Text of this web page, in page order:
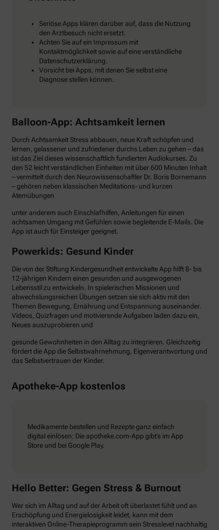
Seriöse Apps klären darüber auf, dass die Nutzung
den Arztbesuch nicht ersetzt.
Achten Sie auf ein Impressum mit
Kontaktmöglichkeit sowie auf eine verständliche
Datenschutzerklärung.
Vorsicht bei Apps, mit denen Sie selbst eine
Diagnose stellen können.
Balloon-App: Achtsamkeit lernen
Durch Achtsamkeit Stress abbauen, neue Kraft schöpfen und
lernen, gelassener und zufriedener durchs Leben zu gehen – das
ist das Ziel dieses wissenschaftlich fundierten Audiokurses. Zu
den 52 leicht verständlichen Einheiten mit über 600 Minuten Inhalt
– vermittelt durch den Neurowissenschaftler Dr. Boris Bornemann
– gehören neben klassischen Meditations- und kurzen
Atemübungen
unter anderem auch Einschlafhilfen, Anleitungen für einen
achtsamen Umgang mit Gefühlen sowie begleitende E-Mails. Die
App ist auch für Einsteiger geeignet.
Powerkids: Gesund Kinder
Die von der Stiftung Kindergesundheit entwickelte App hilft 8- bis
12-jährigen Kindern einen gesunden und ausgewogenen
Lebensstil zu entwickeln. In spielerischen Missionen und
abwechslungsreichen Übungen setzen sie sich aktiv mit den
Themen Bewegung, Ernährung und Entspannung auseinander.
Videos, Quizfragen und motivierende Aufgaben laden dazu ein,
Neues auszuprobieren und
gesunde Gewohnheiten in den Alltag zu integrieren. Gleichzeitig
fördert die App die Selbstwahrnehmung, Eigenverantwortung und
das Selbstvertrauen der Kinder.
Apotheke-App kostenlos
Medikamente bestellen und Rezepte ganz einfach
digital einlösen: Die apotheke.com-App gibt’s im App
Store und bei Google Play.
Hello Better: Gegen Stress & Burnout
Wer sich im Alltag und auf der Arbeit oft überlastet fühlt und an
Erschöpfung und Energielosigkeit leidet, kann mit dem
interaktiven Online-Therapieprogramm sein Stresslevel nachhaltig